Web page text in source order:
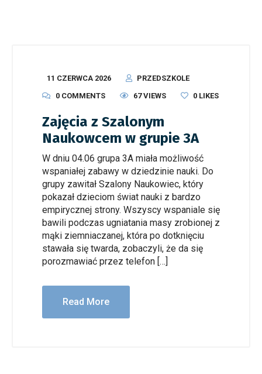
11 CZERWCA 2026
PRZEDSZKOLE
0 COMMENTS
67 VIEWS 0 LIKES
Zajęcia z Szalonym
Naukowcem w grupie 3A
W dniu 04.06 grupa 3A miała możliwość
wspaniałej zabawy w dziedzinie nauki. Do
grupy zawitał Szalony Naukowiec, który
pokazał dzieciom świat nauki z bardzo
empirycznej strony. Wszyscy wspaniale się
bawili podczas ugniatania masy zrobionej z
mąki ziemniaczanej, która po dotknięciu
stawała się twarda, zobaczyli, że da się
porozmawiać przez telefon […]
Read More